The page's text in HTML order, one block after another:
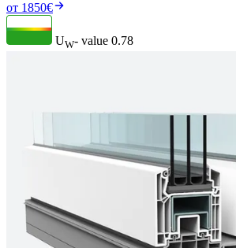
от 1850€
UW- value 0.78